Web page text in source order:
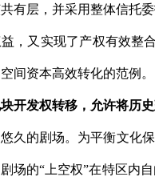
有层，并采用整体信托
，又实现了产权有效整
间资本高效转化的范例。
开发权转移，允许将历
久的剧场。为平衡文化
场的“上空权”在特区内